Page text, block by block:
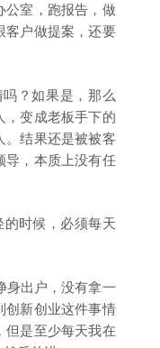
公室，跑报告，做
客户做提案，还要
？如果是，那么
，变成老板手下的
。结果还是被被客
导，本质上没有任
时候，必须每天
身出户，没有拿一
创新创业这件事情
但是至少每天我在